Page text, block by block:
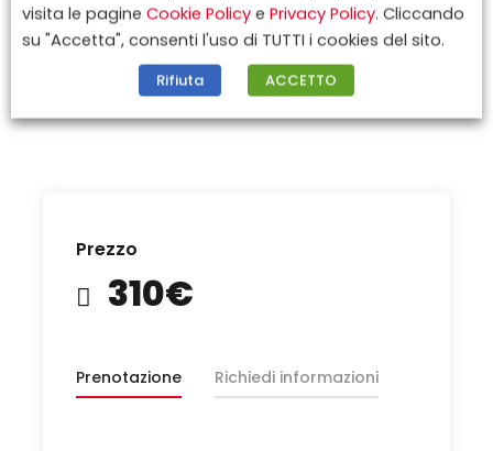
Prezzo
310€
Prenotazione Richiedi informazioni
Quota iscrizione e polizza medico,
bagaglio, annullamento
20,00€
visita le pagine Cookie Policy e Privacy Policy. Cliccando
su "Accetta", consenti l'uso di TUTTI i cookies del sito.
Rifiuta ACCETTO